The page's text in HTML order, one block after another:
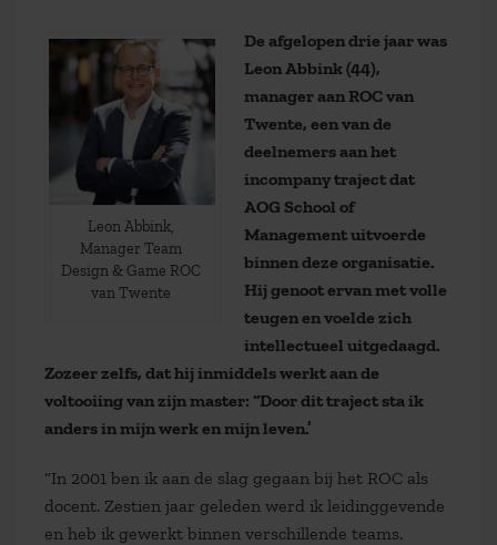
Leon Abbink,
Manager Team
Design & Game ROC
van Twente
De afgelopen drie jaar was
Leon Abbink (44),
manager aan ROC van
Twente, een van de
deelnemers aan het
incompany traject dat
AOG School of
Management uitvoerde
binnen deze organisatie.
Hij genoot ervan met volle
teugen en voelde zich
intellectueel uitgedaagd.
Zozeer zelfs, dat hij inmiddels werkt aan de
voltooiing van zijn master: “Door dit traject sta ik
anders in mijn werk en mijn leven.’
“In 2001 ben ik aan de slag gegaan bij het ROC als
docent. Zestien jaar geleden werd ik leidinggevende
en heb ik gewerkt binnen verschillende teams.